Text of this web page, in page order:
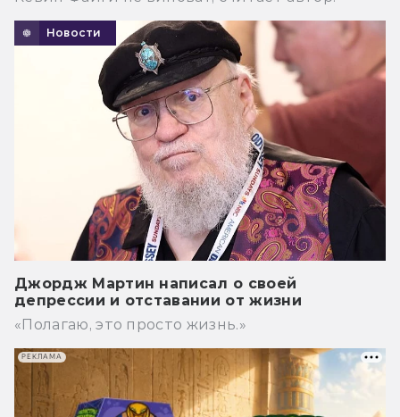
Новости
Джордж Мартин написал о своей
депрессии и отставании от жизни
«Полагаю, это просто жизнь.»
РЕКЛАМА